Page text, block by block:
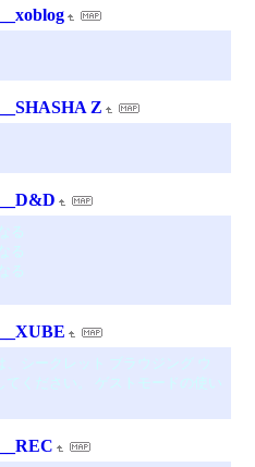
Z
る
る
る
、シークレット ブラウジング ウ
ください。 ゲストモードの使い